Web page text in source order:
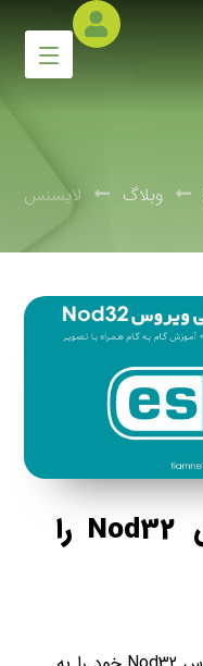
وبلاگ لایسنس
چگونه آنتی ویروس Nod32 را